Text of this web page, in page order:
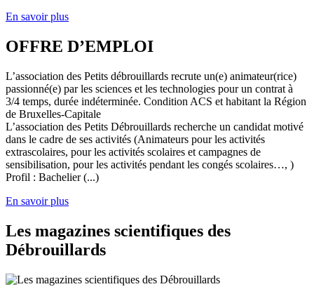
En savoir plus
OFFRE D’EMPLOI
L’association des Petits débrouillards recrute un(e) animateur(rice)
passionné(e) par les sciences et les technologies pour un contrat à
3/4 temps, durée indéterminée. Condition ACS et habitant la Région
de Bruxelles-Capitale
L’association des Petits Débrouillards recherche un candidat motivé
dans le cadre de ses activités (Animateurs pour les activités
extrascolaires, pour les activités scolaires et campagnes de
sensibilisation, pour les activités pendant les congés scolaires…, )
Profil : Bachelier (...)
En savoir plus
Les magazines scientifiques des
Débrouillards